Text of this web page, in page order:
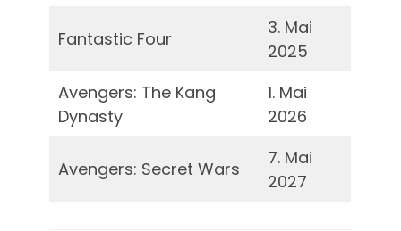
Fantastic Four
3. Mai
2025
Avengers: The Kang
Dynasty
1. Mai
2026
Avengers: Secret Wars
7. Mai
2027